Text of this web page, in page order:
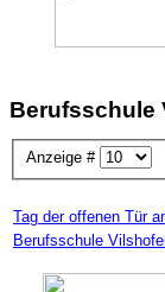
Berufsschule
Anzeige #
Tag der offenen Tür
Berufsschule